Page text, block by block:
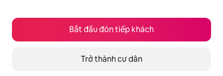
Bắt đầu đón tiếp khách
Trở thành cư dân